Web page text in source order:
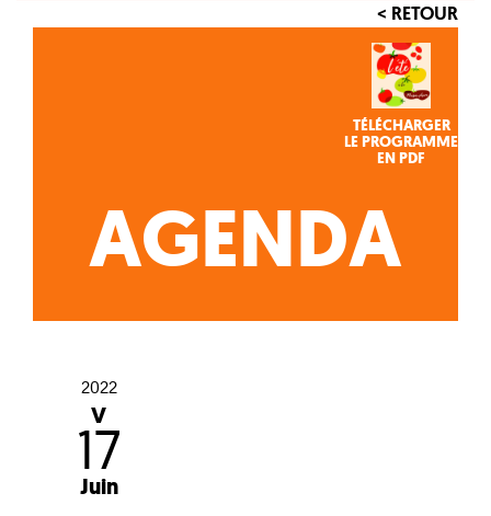
< RETOUR
TÉLÉCHARGER
LE PROGRAMME
EN PDF
AGENDA
2022
V
17
Juin